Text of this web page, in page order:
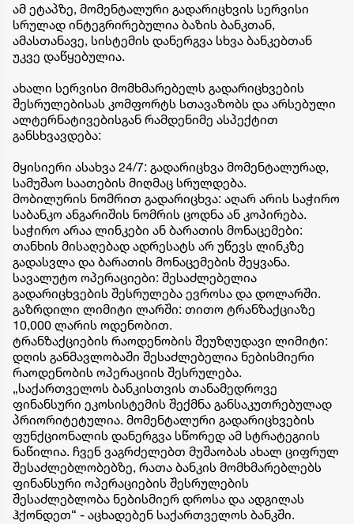
ამ ეტაპზე, მომენტალური გადარიცხვის სერვისი
სრულად ინტეგრირებულია ბაზის ბანკთან,
ამასთანავე, სისტემის დანერგვა სხვა ბანკებთან
უკვე დაწყებულია.
ახალი სერვისი მომხმარებელს გადარიცხვების
შესრულებისას კომფორტს სთავაზობს და არსებული
ალტერნატივებისგან რამდენიმე ასპექტით
განსხვავდება:
მყისიერი ასახვა 24/7: გადარიცხვა მომენტალურად,
სამუშაო საათების მიღმაც სრულდება.
მობილურის ნომრით გადარიცხვა: აღარ არის საჭირო
საბანკო ანგარიშის ნომრის ცოდნა ან კოპირება.
საჭირო არაა ლინკები ან ბარათის მონაცემები:
თანხის მისაღებად ადრესატს არ უწევს ლინკზე
გადასვლა და ბარათის მონაცემების შეყვანა.
სავალუტო ოპერაციები: შესაძლებელია
გადარიცხვების შესრულება ევროსა და დოლარში.
გაზრდილი ლიმიტი ლარში: თითო ტრანზაქციაზე
10,000 ლარის ოდენობით.
ტრანზაქციების რაოდენობის შეუზღუდავი ლიმიტი:
დღის განმავლობაში შესაძლებელია ნებისმიერი
რაოდენობის ოპერაციის შესრულება.
„საქართველოს ბანკისთვის თანამედროვე
ფინანსური ეკოსისტემის შექმნა განსაკუთრებულად
პრიორიტეტულია. მომენტალური გადარიცხვების
ფუნქციონალის დანერგვა სწორედ ამ სტრატეგიის
ნაწილია. ჩვენ ვაგრძელებთ მუშაობას ახალ ციფრულ
შესაძლებლობებზე, რათა ბანკის მომხმარებლებს
ფინანსური ოპერაციების შესრულების
შესაძლებლობა ნებისმიერ დროსა და ადგილას
ჰქონდეთ“ - აცხადებენ საქართველოს ბანკში.